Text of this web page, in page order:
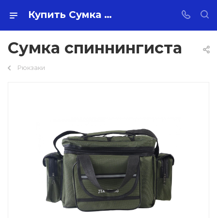
Купить Сумка спиннингиста оптом по самой низкой цене 700 ₽ с доставкой по России
Сумка спиннингиста
Рюкзаки